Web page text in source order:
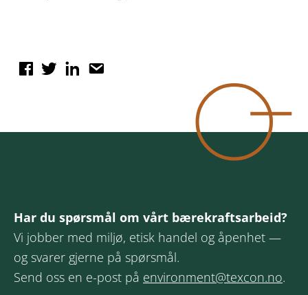
Har du spørsmål om vårt bærekraftsarbeid?
Vi jobber med miljø, etisk handel og åpenhet —
og svarer gjerne på spørsmål.
Send oss en e-post på environment@texcon.no.